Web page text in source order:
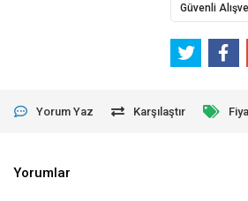
Güvenli
Yorum Yaz Karşılaştır
Yorumlar